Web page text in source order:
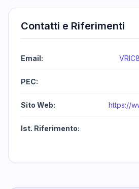
Contatti e Riferimenti
Email:
PEC:
Sito Web: https://
Ist. Riferimento: